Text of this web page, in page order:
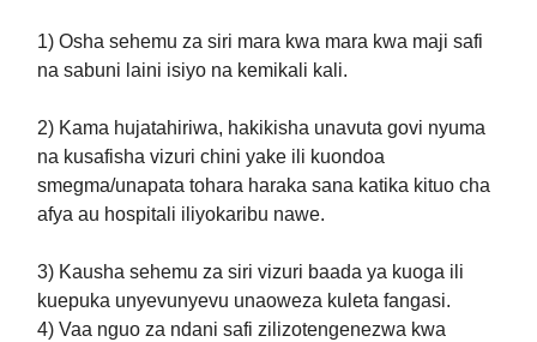
1) Osha sehemu za siri mara kwa mara kwa maji safi
na sabuni laini isiyo na kemikali kali.
2) Kama hujatahiriwa, hakikisha unavuta govi nyuma
na kusafisha vizuri chini yake ili kuondoa
smegma/unapata tohara haraka sana katika kituo cha
afya au hospitali iliyokaribu nawe.
3) Kausha sehemu za siri vizuri baada ya kuoga ili
kuepuka unyevunyevu unaoweza kuleta fangasi.
4) Vaa nguo za ndani safi zilizotengenezwa kwa